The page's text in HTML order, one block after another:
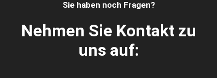
Sie haben noch Fragen?
Nehmen Sie Kontakt zu
uns auf: